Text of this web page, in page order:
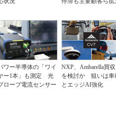
ワー半導体の「ワイ
ー1本」も測定 光
ローブ電流センサー
NXP、Ambarella買収
を検討か 狙いは車
とエッジAI強化